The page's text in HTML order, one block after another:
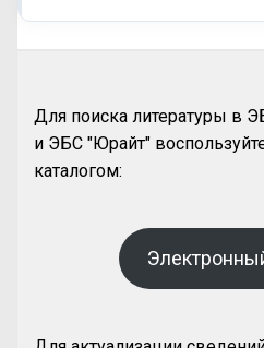
Для поиска литературы в
и ЭБС "Юрайт"
каталогом: